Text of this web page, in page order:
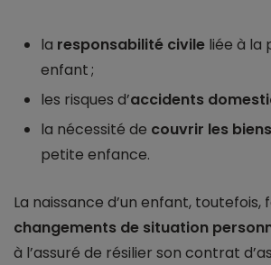
la responsabilité civile liée à la
enfant ;
les risques d’accidents
la nécessité de couvrir les
petite enfance.
La naissance d’un enfant, toutefois,
changements de situation
à l’assuré de résilier son contrat